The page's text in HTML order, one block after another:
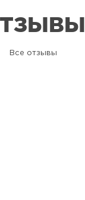
Все отзывы